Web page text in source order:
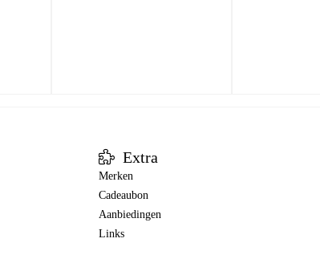
Extra
Merken
Cadeaubon
Aanbiedingen
Links